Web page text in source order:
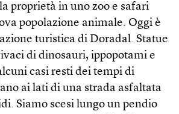
proprietà in uno zoo e safari
popolazione animale. Oggi è
turistica di Doradal. Statue
di dinosauri, ippopotami e
casi resti dei tempi di
ai lati di una strada asfaltata
Siamo scesi lungo un pendio